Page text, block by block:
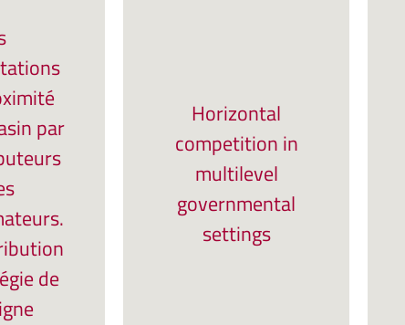
par
de
Horizontal
competition in
multilevel
governmental
settings